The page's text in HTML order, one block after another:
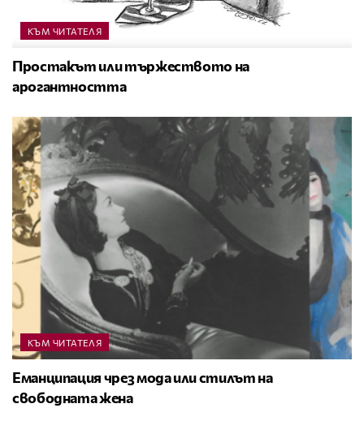
КЪМ ЧИТАТЕЛЯ
Простакът или тържеството на
арогантността
КЪМ ЧИТАТЕЛЯ
Еманципация чрез мода или стилът на
свободната жена